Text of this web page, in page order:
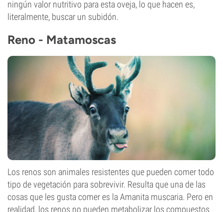
ningún valor nutritivo para esta oveja, lo que hacen es,
literalmente, buscar un subidón.
Reno - Matamoscas
Los renos son animales resistentes que pueden comer todo
tipo de vegetación para sobrevivir. Resulta que una de las
cosas que les gusta comer es la Amanita muscaria. Pero en
realidad, los renos no pueden metabolizar los compuestos